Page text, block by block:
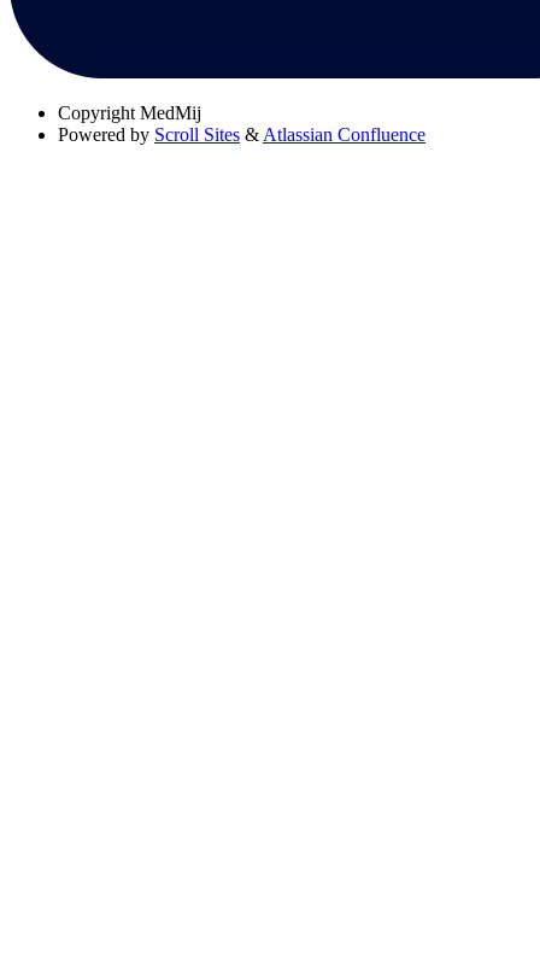
Copyright MedMij
Powered by Scroll Sites & Atlassian Confluence